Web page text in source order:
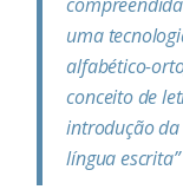
uma
alfabético-
conceito de
introdução da
língua